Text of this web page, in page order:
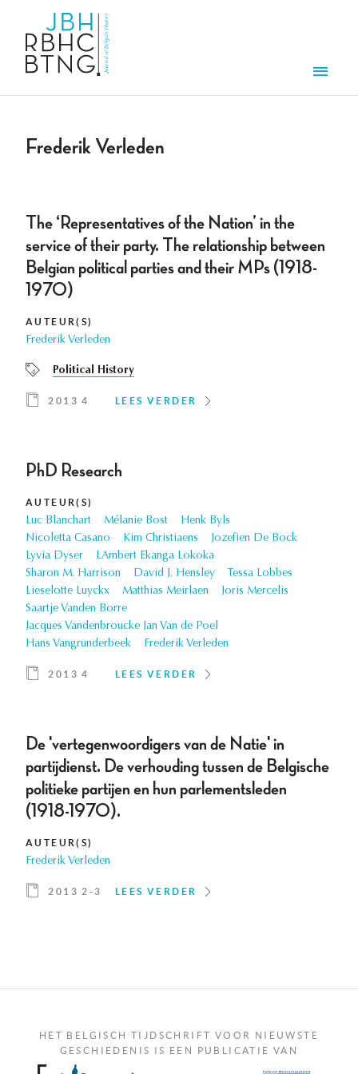
Frederik Verleden
The ‘Representatives of the Nation’ in the
service of their party. The relationship between
Belgian political parties and their MPs (1918-
1970)
AUTEUR(S)
Frederik Verleden
Political History
2013 4 LEES VERDER
PhD Research
AUTEUR(S)
Luc Blanchart Mélanie Bost
Henk Byls
Nicoletta Casano
Kim Christiaens
Jozefien De Bock
Lyvia Dyser
LAmbert Ekanga Lokoka
Sharon M. Harrison
David J. Hensley
Tessa Lobbes
Lieselotte Luyckx
Matthias Meirlaen
Joris Mercelis
Saartje Vanden Borre
Jacques Vandenbroucke Jan Van de Poel
Hans Vangrunderbeek
Frederik Verleden
2013 4 LEES VERDER
De 'vertegenwoordigers van de Natie' in
partijdienst. De verhouding tussen de Belgische
politieke partijen en hun parlementsleden
(1918-1970).
AUTEUR(S)
Frederik Verleden
2013 2-3 LEES VERDER
HET BELGISCH TIJDSCHRIFT VOOR NIEUWSTE
GESCHIEDENIS IS EEN PUBLICATIE VAN